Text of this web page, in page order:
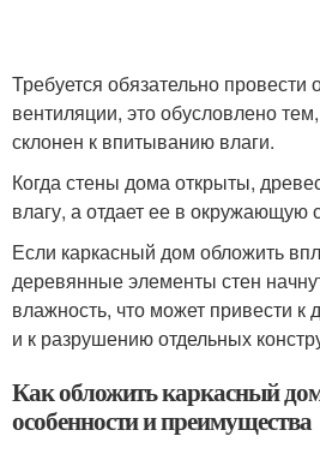
Требуется обязательно провести
вентиляции, это обусловлено
склонен к впитыванию влаги.
Когда стены дома открыты,
влагу, а отдает ее в окружающую
Если каркасный дом обложить
деревянные элементы стен
влажность, что может привести
и к разрушению отдельных
Как обложить каркасный
особенности и преимущества